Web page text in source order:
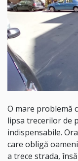
O mare problemă
lipsa trecerilor de
indispensabile.
care obligă
a trece strada,